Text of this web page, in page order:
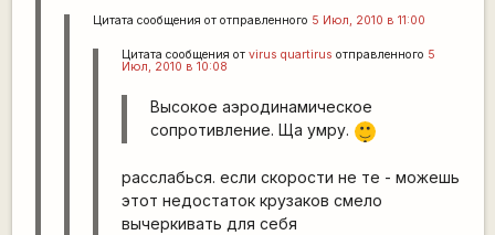
Цитата сообщения от отправленного 5 Июл, 2010 в 11:00
Цитата сообщения от virus quartirus отправленного 5
Июл, 2010 в 10:08
Высокое аэродинамическое
сопротивление. Ща умру.
|-)
_)
расслабься. если скорости не те - можешь
этот недостаток крузаков смело
вычеркивать для себя